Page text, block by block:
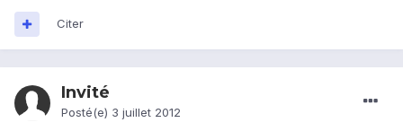
Citer
Invité
Posté(e) 3 juillet 2012